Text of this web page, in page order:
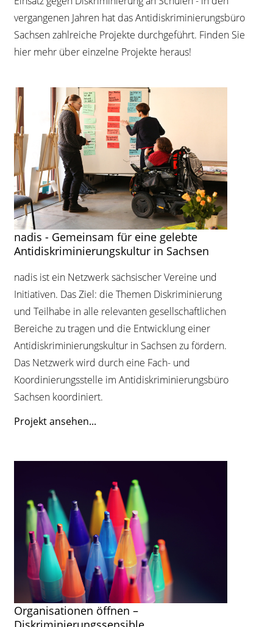
vergangenen Jahren hat das Antidiskriminierungsbüro
Sachsen zahlreiche Projekte durchgeführt. Finden Sie
hier mehr über einzelne Projekte heraus!
nadis - Gemeinsam für eine gelebte
Antidiskriminierungskultur in Sachsen
nadis ist ein Netzwerk sächsischer Vereine und
Initiativen. Das Ziel: die Themen Diskriminierung
und Teilhabe in alle relevanten gesellschaftlichen
Bereiche zu tragen und die Entwicklung einer
Antidiskriminierungskultur in Sachsen zu fördern.
Das Netzwerk wird durch eine Fach- und
Koordinierungsstelle im Antidiskriminierungsbüro
Sachsen koordiniert.
Projekt ansehen...
Organisationen öffnen –